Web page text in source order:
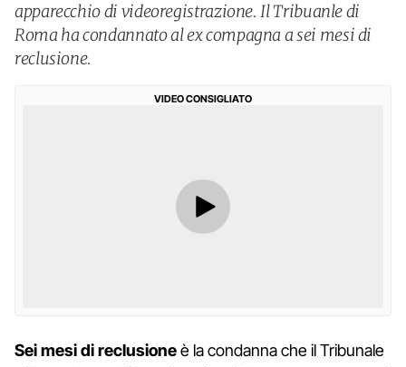
apparecchio di videoregistrazione. Il Tribuanle di
Roma ha condannato al ex compagna a sei mesi di
reclusione.
VIDEO CONSIGLIATO
Sei mesi di reclusioneè la condanna che il Tribunale